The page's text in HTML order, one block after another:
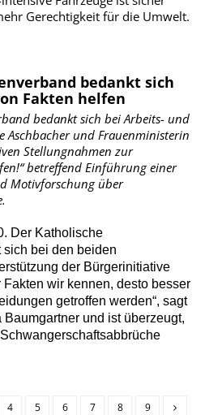
Gerechtigkeit für die Umwelt.
bedankt sich
Fakten helfen
bedankt sich bei Arbeits- und
Aschbacher und Frauenministerin
Stellungnahmen zur
betreffend Einführung einer
Motivforschung über
Der Katholische
bei den beiden
der Bürgerinitiative
Fakten wir kennen, desto besser
getroffen werden“, sagt
und ist überzeugt,
4 5 6 7 8 9